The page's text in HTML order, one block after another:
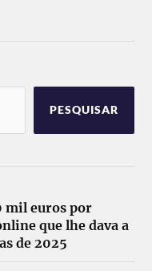
PESQUISAR
mil euros por
que lhe dava a
de 2025